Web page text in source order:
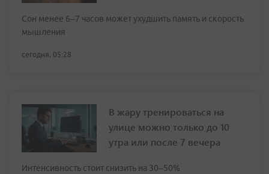
Сон менее 6–7 часов может ухудшить память и скорость
мышления
сегодня, 05:28
В жару тренироваться на
улице можно только до 10
утра или после 7 вечера
Интенсивность стоит снизить на 30–50%